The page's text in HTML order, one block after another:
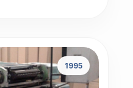
1995